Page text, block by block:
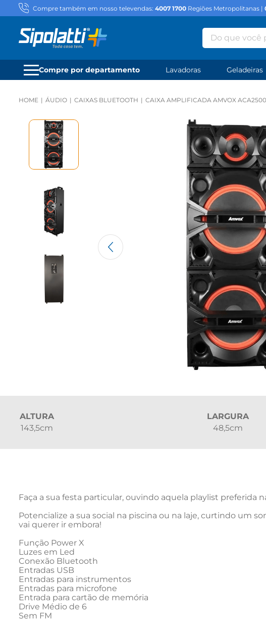
Compre também em nosso televendas: 4007 1700 Regiões Metropolitanas |
Do que você
Compre por departamento Lavadoras Geladeiras
ÁUDIO CAIXAS BLUETOOTH CAIXA AMPLIFICADA AMVOX
ALTURA
143,5cm
LARGURA
48,5cm
Faça a sua festa particular, ouvindo aquela playlist preferida
Potencialize a sua social na piscina ou na laje, curtindo um
vai querer ir embora!
Função Power X
Luzes em Led
Conexão Bluetooth
Entradas USB
Entradas para instrumentos
Entradas para microfone
Entrada para cartão de memória
Drive Médio de 6
Sem FM